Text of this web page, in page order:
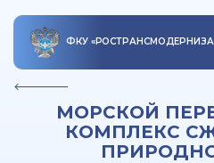
ФКУ «
МОРСКОЙ
КОМПЛЕКС